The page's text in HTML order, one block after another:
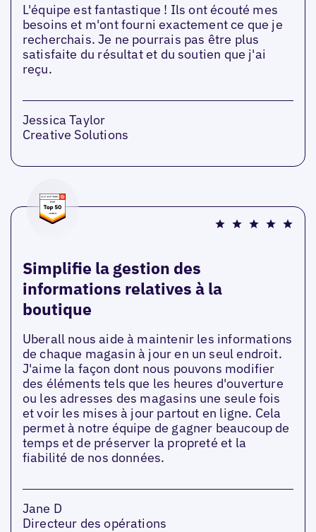
L'équipe est fantastique ! Ils ont écouté mes
besoins et m'ont fourni exactement ce que je
recherchais. Je ne pourrais pas être plus
satisfaite du résultat et du soutien que j'ai
reçu.
Jessica Taylor
Creative Solutions
Simplifie la gestion des
informations relatives à la
boutique
Uberall nous aide à maintenir les informations
de chaque magasin à jour en un seul endroit.
J'aime la façon dont nous pouvons modifier
des éléments tels que les heures d'ouverture
ou les adresses des magasins une seule fois
et voir les mises à jour partout en ligne. Cela
permet à notre équipe de gagner beaucoup de
temps et de préserver la propreté et la
fiabilité de nos données.
Jane D
Directeur des opérations